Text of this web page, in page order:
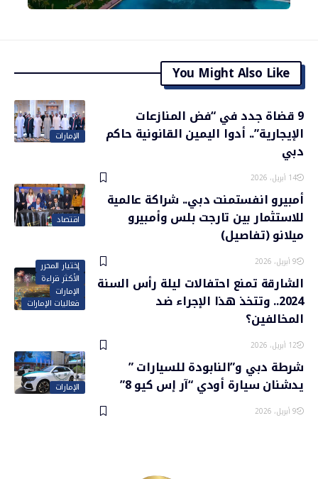
You Might Also Like
الإمارات
9 قضاة جدد في “فض المنازعات
الإيجارية”.. أدوا اليمين القانونية حاكم
دبي
14 أبريل، 2026
اقتصاد
أمبيرو انفستمنت دبي.. شراكة عالمية
للاستثمار بين تارجت بلس وأمبيرو
ميلانو (تفاصيل)
9 أبريل، 2026
إختيار المحرر
الأكثر قراءة
الإمارات
فعاليات الإمارات
الشارقة تمنع احتفالات ليلة رأس السنة
2024.. وتتخذ هذا الإجراء ضد
المخالفين؟
12 أبريل، 2026
الإمارات
شرطة دبي و”النابودة للسيارات ”
يدشنان سيارة أودي “آر إس كيو 8”
9 أبريل، 2026